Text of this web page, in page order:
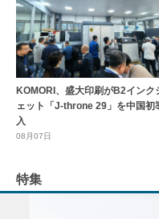
KOMORI、盛大印刷がB2インク
ェット「J-throne 29」を中国初
入
08月07日
特集